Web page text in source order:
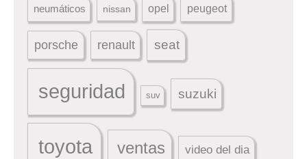
neumáticos nissan opel peugeot
porsche renault seat
seguridad suv suzuki
toyota ventas video del dia